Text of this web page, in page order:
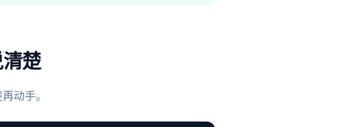
楚
动手。